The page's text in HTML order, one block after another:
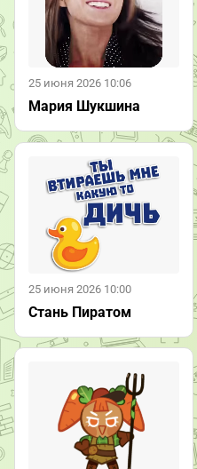
25 июня 2026 10:06
Мария Шукшина
25 июня 2026 10:00
Стань Пиратом